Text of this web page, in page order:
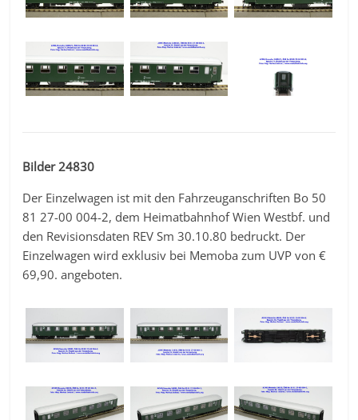
Bilder 24830
Der Einzelwagen ist mit den Fahrzeuganschriften Bo 50
81 27-00 004-2, dem Heimatbahnhof Wien Westbf. und
den Revisionsdaten REV Sm 30.10.80 bedruckt. Der
Einzelwagen wird exklusiv bei Memoba zum UVP von €
69,90. angeboten.